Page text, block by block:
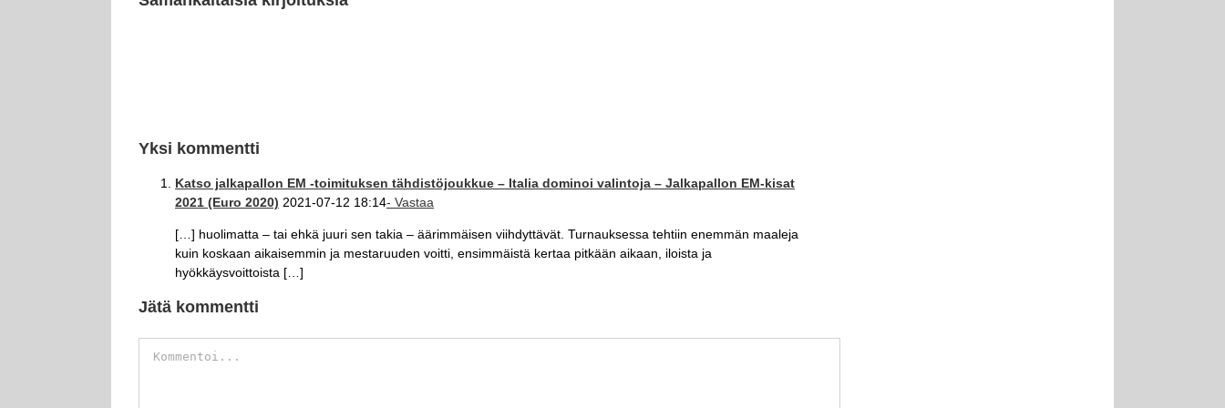
Yksi kommentti
Katso jalkapallon EM -toimituksen tähdistöjoukkue – Italia dominoi valintoja – Jalkapallon EM-kisat
2021 (Euro 2020) 2021-07-12 18:14- Vastaa
[…] huolimatta – tai ehkä juuri sen takia – äärimmäisen viihdyttävät. Turnauksessa tehtiin enemmän maaleja
kuin koskaan aikaisemmin ja mestaruuden voitti, ensimmäistä kertaa pitkään aikaan, iloista ja
hyökkäysvoittoista […]
Jätä kommentti